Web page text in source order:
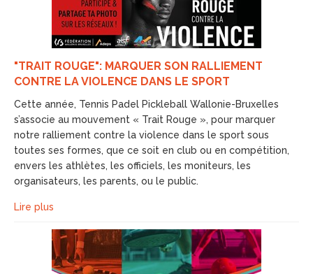
"TRAIT ROUGE": MARQUER SON RALLIEMENT
CONTRE LA VIOLENCE DANS LE SPORT
Cette année, Tennis Padel Pickleball Wallonie-Bruxelles
s’associe au mouvement « Trait Rouge », pour marquer
notre ralliement contre la violence dans le sport sous
toutes ses formes, que ce soit en club ou en compétition,
envers les athlètes, les officiels, les moniteurs, les
organisateurs, les parents, ou le public.
Lire plus